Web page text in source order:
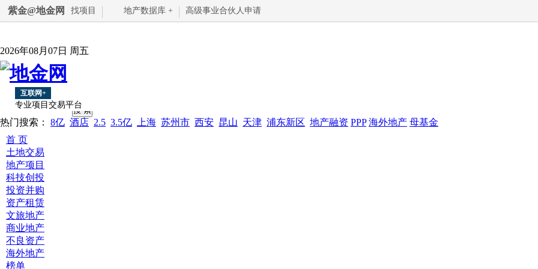
紫金@地金网 找项目 地产数据库 + 高级事业合伙人申请
2026年08月07日 周五
互联网+
专业项目交易平台
热门搜索： 8亿 酒店 2.5 3.5亿 上海 苏州市 西安 昆山 天津 浦东新区 地产融资 PPP 海外地产 母基金
首 页
土地交易
地产项目
科技创投
投资并购
资产租赁
文旅地产
商业地产
不良资产
海外地产
榜单